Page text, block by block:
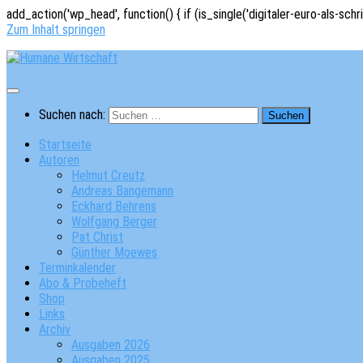
add_action('wp_head', function() { if (is_single('digitaler-euro-als-
Zum Inhalt springen
Suchen nach:
Startseite
Autoren
Helmut Creutz
Andreas Bangemann
Eckhard Behrens
Wolfgang Berger
Pat Christ
Günther Moewes
Terminkalender
Abo & Probeheft
Shop
Links
Archiv
Ausgaben 2026